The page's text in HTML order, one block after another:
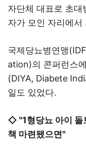
자단체 대표로 초대
자가 모인 자리에
국제당뇨병연맹
ation)의 콘퍼런스
(DIYA, Diabete
일도 있었다.
◇ "1형당뇨 아이 돌
책 마련됐으면"